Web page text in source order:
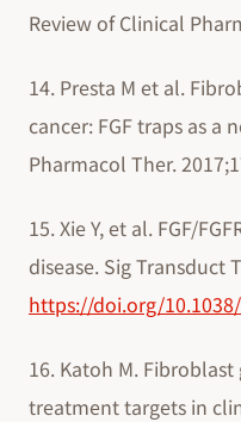
Review of Clinical
14. Presta M et al.
cancer: FGF traps as a
Pharmacol Ther.
15. Xie Y, et al. FGF/
disease. Sig Transduct
https://doi.org/
16. Katoh M.
treatment targets in